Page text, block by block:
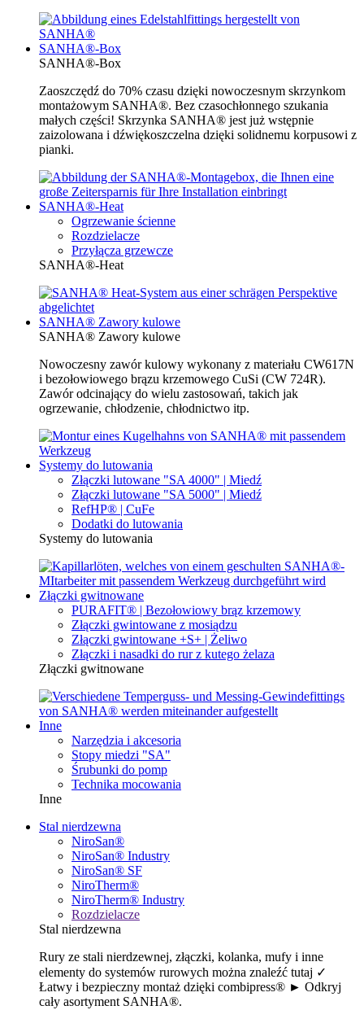
SANHA®-Box
SANHA®-Box
Zaoszczędź do 70% czasu dzięki nowoczesnym skrzynkom
montażowym SANHA®. Bez czasochłonnego szukania
małych części! Skrzynka SANHA® jest już wstępnie
zaizolowana i dźwiękoszczelna dzięki solidnemu korpusowi z
pianki.
SANHA®-Heat
Ogrzewanie ścienne
Rozdzielacze
Przyłącza grzewcze
SANHA®-Heat
SANHA® Zawory kulowe
SANHA® Zawory kulowe
Nowoczesny zawór kulowy wykonany z materiału CW617N
i bezołowiowego brązu krzemowego CuSi (CW 724R).
Zawór odcinający do wielu zastosowań, takich jak
ogrzewanie, chłodzenie, chłodnictwo itp.
Systemy do lutowania
Złączki lutowane "SA 4000" | Miedź
Złączki lutowane "SA 5000" | Miedź
RefHP® | CuFe
Dodatki do lutowania
Systemy do lutowania
Złączki gwitnowane
PURAFIT® | Bezołowiowy brąz krzemowy
Złączki gwintowane z mosiądzu
Złączki gwintowane +S+ | Żeliwo
Złączki i nasadki do rur z kutego żelaza
Złączki gwitnowane
Inne
Narzędzia i akcesoria
Stopy miedzi "SA"
Śrubunki do pomp
Technika mocowania
Inne
Stal nierdzewna
NiroSan®
NiroSan® Industry
NiroSan® SF
NiroTherm®
NiroTherm® Industry
Rozdzielacze
Stal nierdzewna
Rury ze stali nierdzewnej, złączki, kolanka, mufy i inne
elementy do systemów rurowych można znaleźć tutaj ✓
Łatwy i bezpieczny montaż dzięki combipress® ► Odkryj
cały asortyment SANHA®.